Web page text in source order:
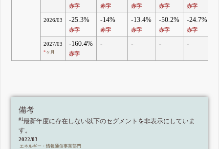
赤字 赤字 赤字 赤字 赤字
2026/03 -25.3%
赤字
-14%
赤字
-13.4%
赤字
-50.2%
赤字
-24.7%
赤字
2027/03
* ヶ月
-160.4%
赤字
- - - -
備考
#1 最新年度に存在しない以下のセグメントを非表示にしていま
す。
2022/03
エネルギー・情報通信事業部門